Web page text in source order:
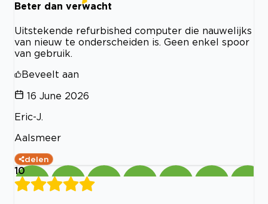
Beter dan verwacht
Uitstekende refurbished computer die nauwelijks
van nieuw te onderscheiden is. Geen enkel spoor
van gebruik.
Beveelt aan
16 June 2026
Eric-J.
Aalsmeer
delen
10